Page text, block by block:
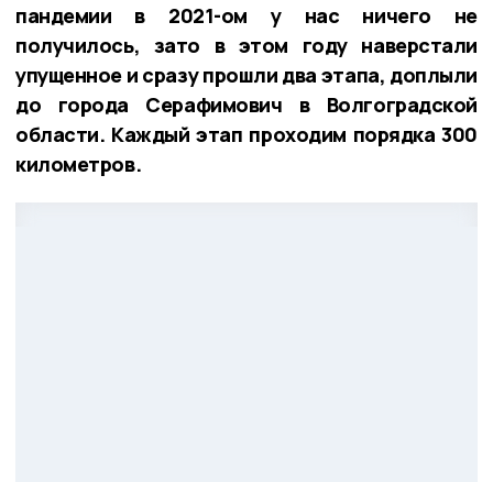
пандемии в 2021-ом у нас ничего не
получилось, зато в этом году наверстали
упущенное и сразу прошли два этапа, доплыли
до города Серафимович в Волгоградской
области. Каждый этап проходим порядка 300
километров.